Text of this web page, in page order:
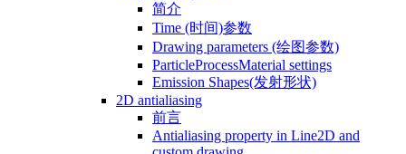
简介
Time (时间)参数
Drawing parameters (绘图参数)
ParticleProcessMaterial settings
Emission Shapes(发射形状)
2D antialiasing
前言
Antialiasing property in Line2D and